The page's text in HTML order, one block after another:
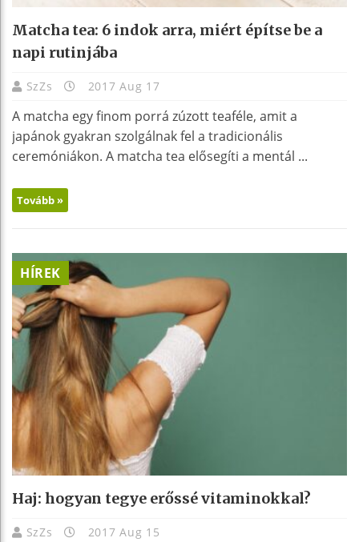
Matcha tea: 6 indok arra, miért építse be a
napi rutinjába
SzZs 2017 Aug 17
A matcha egy finom porrá zúzott teaféle, amit a
japánok gyakran szolgálnak fel a tradicionális
ceremóniákon. A matcha tea elősegíti a mentál ...
Tovább »
HÍREK
Haj: hogyan tegye erőssé vitaminokkal?
SzZs 2017 Aug 15